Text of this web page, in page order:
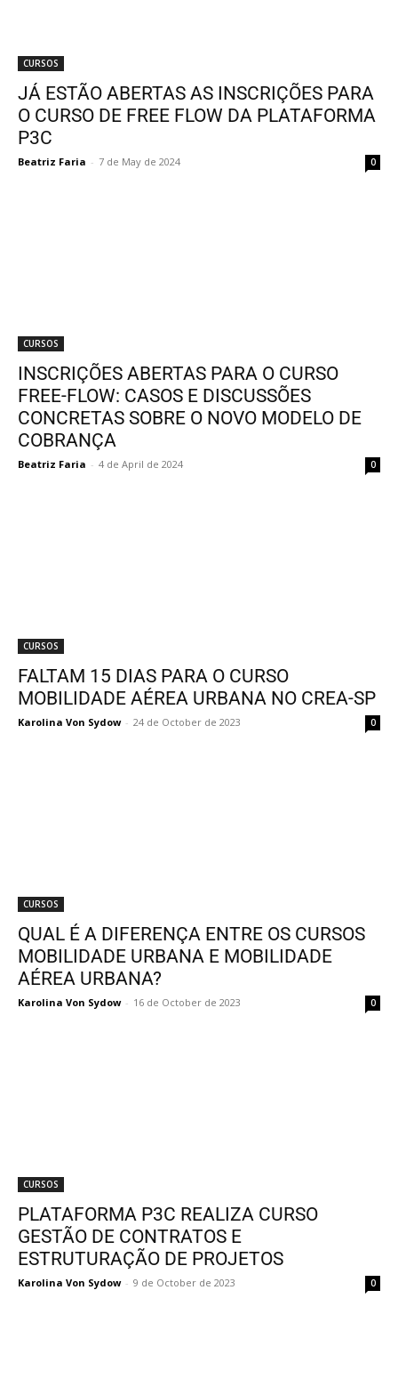
CURSOS
JÁ ESTÃO ABERTAS AS INSCRIÇÕES PARA
O CURSO DE FREE FLOW DA PLATAFORMA
P3C
Beatriz Faria - 7 de May de 2024 0
CURSOS
INSCRIÇÕES ABERTAS PARA O CURSO
FREE-FLOW: CASOS E DISCUSSÕES
CONCRETAS SOBRE O NOVO MODELO DE
COBRANÇA
Beatriz Faria - 4 de April de 2024 0
CURSOS
FALTAM 15 DIAS PARA O CURSO
MOBILIDADE AÉREA URBANA NO CREA-SP
Karolina Von Sydow - 24 de October de 2023 0
CURSOS
QUAL É A DIFERENÇA ENTRE OS CURSOS
MOBILIDADE URBANA E MOBILIDADE
AÉREA URBANA?
Karolina Von Sydow - 16 de October de 2023 0
CURSOS
PLATAFORMA P3C REALIZA CURSO
GESTÃO DE CONTRATOS E
ESTRUTURAÇÃO DE PROJETOS
Karolina Von Sydow - 9 de October de 2023 0